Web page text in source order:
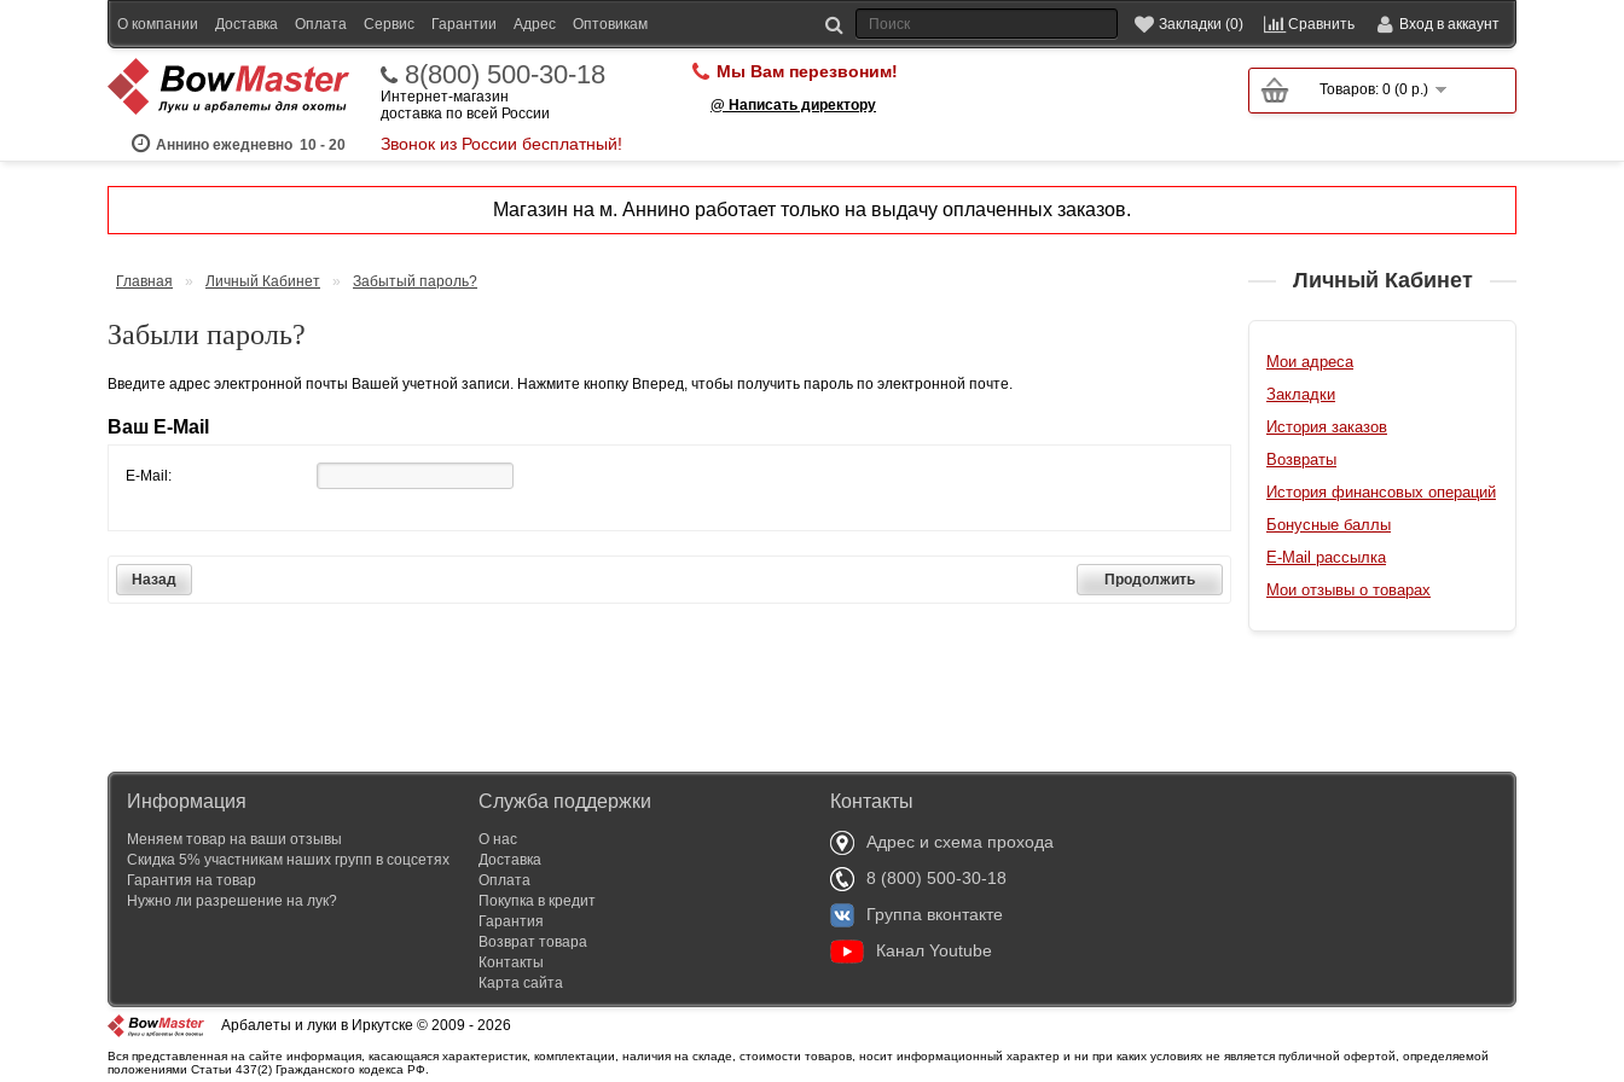
Закладки (0) Сравнить Вход в аккаунт
О компании Доставка Оплата Сервис Гарантии Адрес Оптовикам
Аннино ежедневно 10 - 20
8(800) 500-30-18
Интернет-магазин
доставка по всей России
Звонок из России бесплатный!
Мы Вам перезвоним!
@ Написать директору
Товаров: 0 (0 р.)
Магазин на м. Аннино работает только на выдачу оплаченных заказов.
Личный Кабинет
Мои адреса
Закладки
История заказов
Возвраты
История финансовых операций
Бонусные баллы
E-Mail рассылка
Мои отзывы о товарах
Главная » Личный Кабинет » Забытый пароль?
Забыли пароль?
Введите адрес электронной почты Вашей учетной записи. Нажмите кнопку Вперед, чтобы получить пароль по электронной почте.
Ваш E-Mail
E-Mail:
Назад
Информация
Меняем товар на ваши отзывы
Скидка 5% участникам наших групп в соцсетях
Гарантия на товар
Нужно ли разрешение на лук?
Служба поддержки
О нас
Доставка
Оплата
Покупка в кредит
Гарантия
Возврат товара
Контакты
Карта сайта
Контакты
Адрес и схема прохода
8 (800) 500-30-18
Группа вконтакте
Канал Youtube
Арбалеты и луки в Иркутске © 2009 - 2026
Вся представленная на сайте информация, касающаяся характеристик, комплектации, наличия на складе, стоимости товаров, носит информационный характер и ни при каких условиях не является публичной офертой, определяемой
положениями Статьи 437(2) Гражданского кодекса РФ.